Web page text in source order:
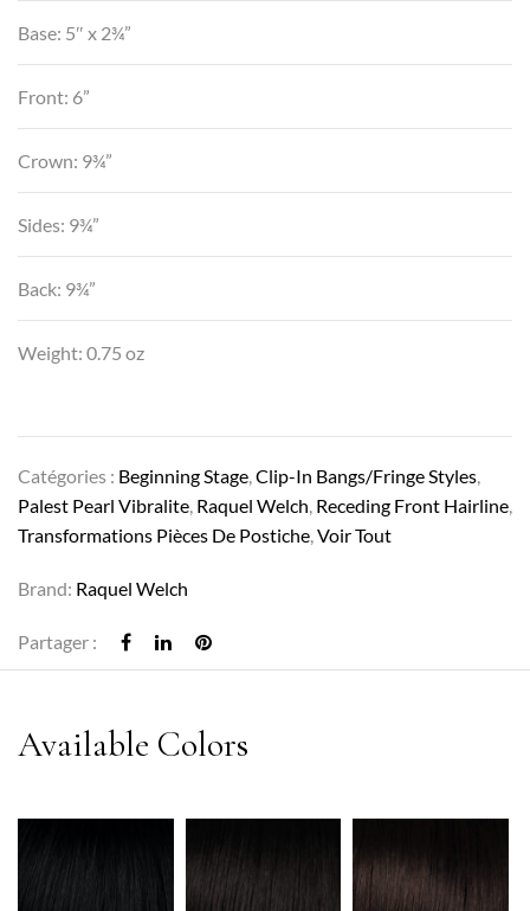
Base: 5″ x 2¾”
Front: 6”
Crown: 9¾”
Sides: 9¾”
Back: 9¾”
Weight: 0.75 oz
Catégories : Beginning Stage Clip-In Bangs/Fringe Styles
Palest Pearl Vibralite Raquel Welch Receding Front Hairline
Transformations Pièces De Postiche Voir Tout
Brand: Raquel Welch
Partager :